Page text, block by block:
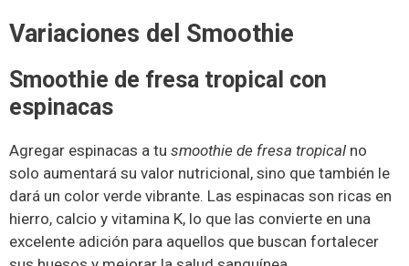
Variaciones del Smoothie
Smoothie de fresa tropical con
espinacas
Agregar espinacas a tu smoothie de fresa tropical no
solo aumentará su valor nutricional, sino que también le
dará un color verde vibrante. Las espinacas son ricas en
hierro, calcio y vitamina K, lo que las convierte en una
excelente adición para aquellos que buscan fortalecer